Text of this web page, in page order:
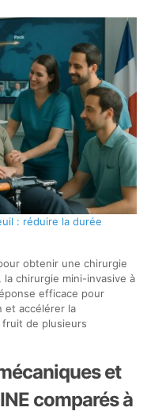
: réduire la durée
obtenir une chirurgie
la chirurgie mini-invasive à
efficace pour
et accélérer la
de plusieurs
et
comparés à